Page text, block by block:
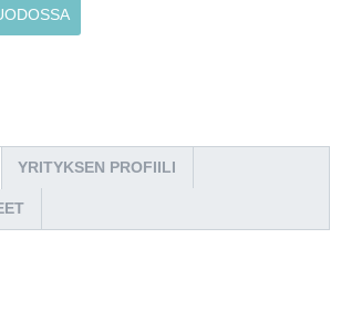
YRITYKSEN PROFIILI